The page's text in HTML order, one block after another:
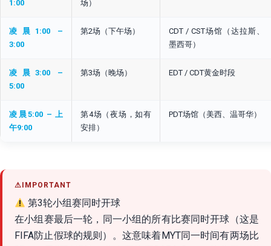
1:00 场）
凌晨1:00 –
3:00
第2场（下午场）
CDT / CST场馆（达拉斯、
墨西哥）
凌晨3:00 –
5:00
第3场（晚场） EDT / CDT黄金时段
凌晨5:00 – 上
午9:00
第4场（夜场，如有
安排）
PDT场馆（美西、温哥华）
第3轮小组赛同时开球
在小组赛最后一轮，同一小组的所有比赛同时开球（这是
FIFA防止假球的规则）。这意味着MYT同一时间有两场比